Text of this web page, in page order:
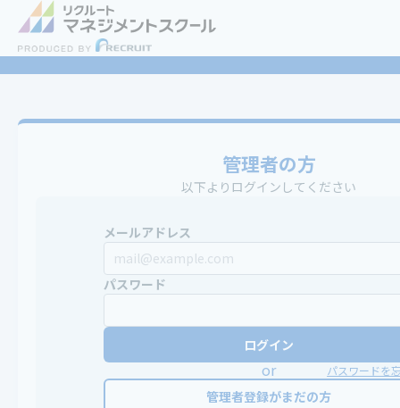
管理者の方
以下よりログインしてください
メールアドレス
パスワード
ログイン
or パスワードを
管理者登録がまだの方